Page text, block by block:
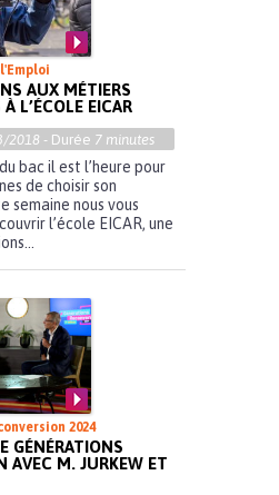
AUX MÉTIERS
L’ÉCOLE EICAR
2018 - Durée 7 minutes
bac il est l’heure pour
de choisir son
semaine nous vous
l’école EICAR, une
2024
GÉNÉRATIONS
AVEC M. JURKEW ET